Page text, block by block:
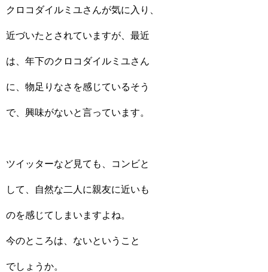
クロコダイルミユさんが気に入り、
近づいたとされていますが、最近
は、年下のクロコダイルミユさん
に、物足りなさを感じているそう
で、興味がないと言っています。
ツイッターなど見ても、コンビと
して、自然な二人に親友に近いも
のを感じてしまいますよね。
今のところは、ないということ
でしょうか。